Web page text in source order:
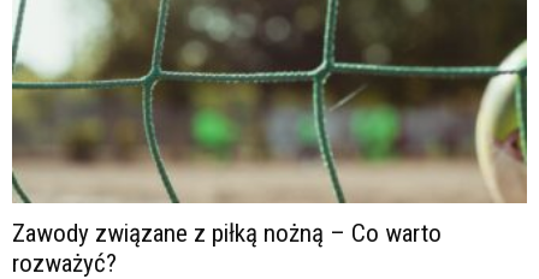
Zawody związane z piłką nożną – Co warto
rozważyć?